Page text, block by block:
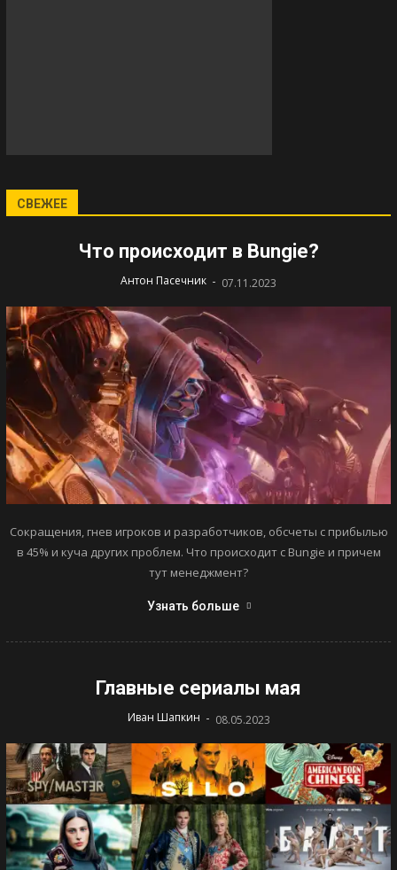
СВЕЖЕЕ
Что происходит в Bungie?
Антон Пасечник - 07.11.2023
Сокращения, гнев игроков и разработчиков, обсчеты с прибылью
в 45% и куча других проблем. Что происходит с Bungie и причем
тут менеджмент?
Узнать больше
Главные сериалы мая
Иван Шапкин - 08.05.2023